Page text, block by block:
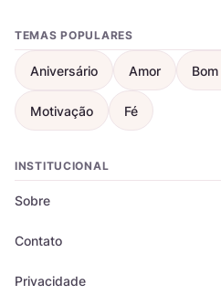
TEMAS POPULARES
Aniversário Amor
Motivação Fé
INSTITUCIONAL
Sobre
Contato
Privacidade